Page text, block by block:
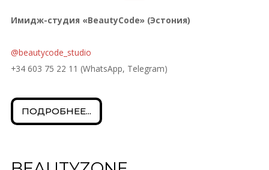
Имидж-студия «BeautyCode» (Эстония)
@beautycode_studio
+34 603 75 22 11 (WhatsApp, Telegram)
ПОДРОБНЕЕ...